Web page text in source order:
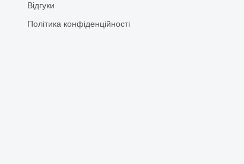
Відгуки
Політика конфіденційності